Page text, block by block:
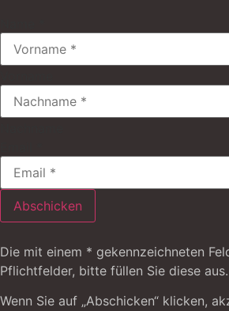
Abschicken
Die mit einem * gekennzeichneten
Pflichtfelder, bitte füllen Sie diese aus.
Wenn Sie auf „Abschicken“ klicken,